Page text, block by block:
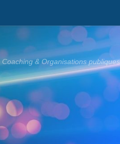
Coaching & Organisations publiques